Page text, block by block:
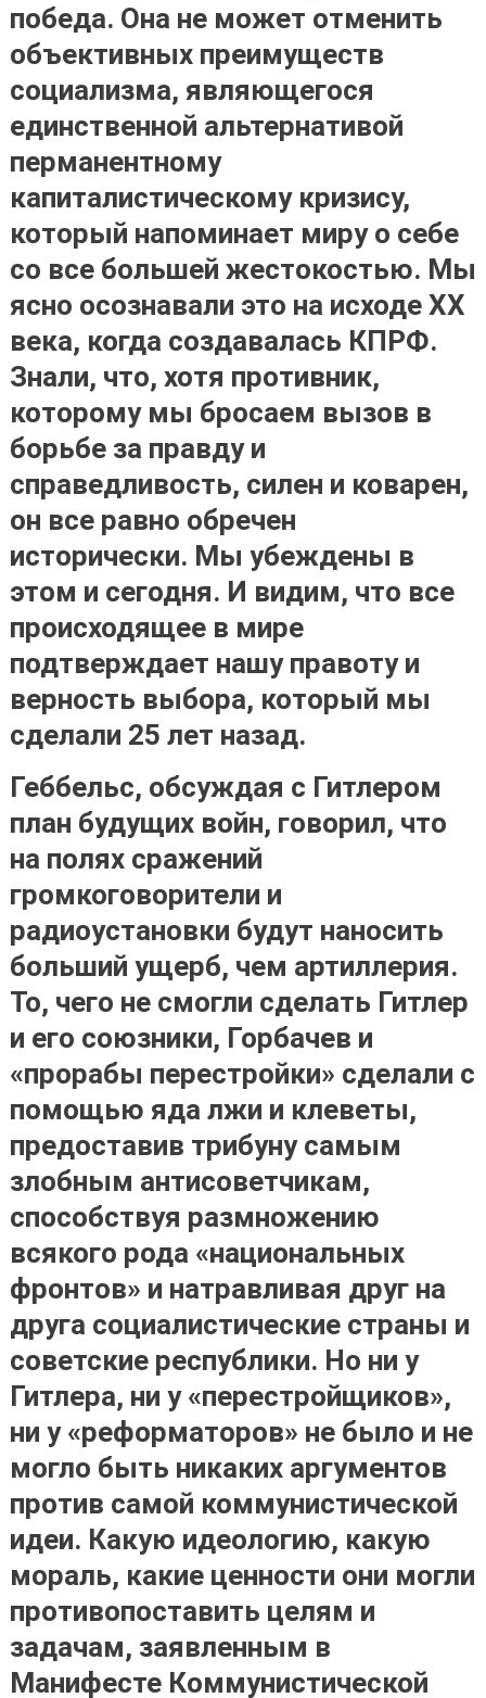
победа. Она не может отменить
объективных преимуществ
социализма, являющегося
единственной альтернативой
перманентному
капиталистическому кризису,
который напоминает миру о себе
со все большей жестокостью. Мы
ясно осознавали это на исходе XX
века, когда создавалась КПРФ.
Знали, что, хотя противник,
которому мы бросаем вызов в
борьбе за правду и
справедливость, силен и коварен,
он все равно обречен
исторически. Мы убеждены в
этом и сегодня. И видим, что все
происходящее в мире
подтверждает нашу правоту и
верность выбора, который мы
сделали 25 лет назад.
Геббельс, обсуждая с Гитлером
план будущих войн, говорил, что
на полях сражений
громкоговорители и
радиоустановки будут наносить
больший ущерб, чем артиллерия.
То, чего не смогли сделать Гитлер
и его союзники, Горбачев и
«прорабы перестройки» сделали с
помощью яда лжи и клеветы,
предоставив трибуну самым
злобным антисоветчикам,
способствуя размножению
всякого рода «национальных
фронтов» и натравливая друг на
друга социалистические страны и
советские республики. Но ни у
Гитлера, ни у «перестройщиков»,
ни у «реформаторов» не было и не
могло быть никаких аргументов
против самой коммунистической
идеи. Какую идеологию, какую
мораль, какие ценности они могли
противопоставить целям и
задачам, заявленным в
Манифесте Коммунистической